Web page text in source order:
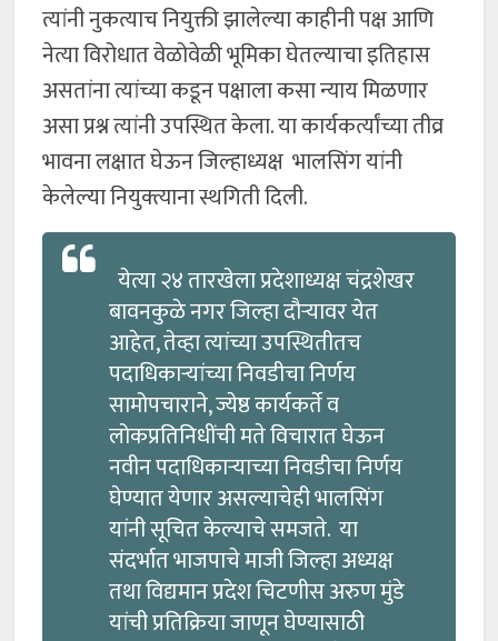
त्यांनी नुकत्याच नियुक्ती झालेल्या काहीनी पक्ष आणि
नेत्या विरोधात वेळोवेळी भूमिका घेतल्याचा इतिहास
असतांना त्यांच्या कडून पक्षाला कसा न्याय मिळणार
असा प्रश्न त्यांनी उपस्थित केला. या कार्यकर्त्यांच्या तीव्र
भावना लक्षात घेऊन जिल्हाध्यक्ष भालसिंग यांनी
केलेल्या नियुक्त्याना स्थगिती दिली.
येत्या २४ तारखेला प्रदेशाध्यक्ष चंद्रशेखर
बावनकुळे नगर जिल्हा दौऱ्यावर येत
आहेत, तेव्हा त्यांच्या उपस्थितीतच
पदाधिकाऱ्यांच्या निवडीचा निर्णय
सामोपचाराने, ज्येष्ठ कार्यकर्ते व
लोकप्रतिनिधींची मते विचारात घेऊन
नवीन पदाधिकाऱ्याच्या निवडीचा निर्णय
घेण्यात येणार असल्याचेही भालसिंग
यांनी सूचित केल्याचे समजते. या
संदर्भात भाजपाचे माजी जिल्हा अध्यक्ष
तथा विद्यमान प्रदेश चिटणीस अरुण मुंडे
यांची प्रतिक्रिया जाणून घेण्यासाठी